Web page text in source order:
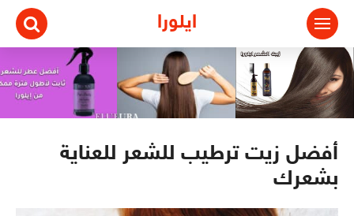
ايلورا
أفضل زيت ترطيب للشعر للعناية
بشعرك